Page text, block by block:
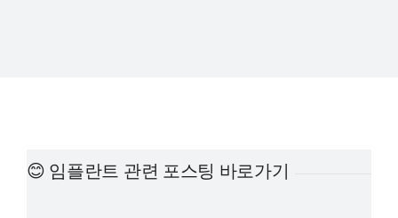
😊 임플란트 관련 포스팅 바로가기